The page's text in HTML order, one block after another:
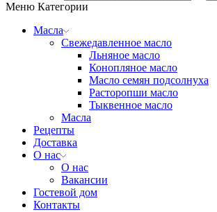
Меню Категории
Масла
Свежедавленное масло
Льняное масло
Конопляное масло
Масло семян подсолнуха
Расторопши масло
Тыквенное масло
Масла
Рецепты
Доставка
О нас
О нас
Вакансии
Гостевой дом
Контакты